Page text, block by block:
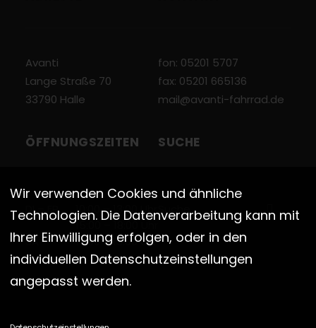
Avanti
Lange Straße 70
33790 Halle
fon: 05201 5707
fax: 05201 665136
mail@avanti-fahrrad.de
ÖFFNUNGSZEITEN
DI – FR
10:00 – 13:00 Uhr
15:00 – 18:00 Uhr
SA
10:00 – 13:00 Uhr
SUCHE
Wir verwenden Cookies und ähnliche
Technologien. Die Datenverarbeitung kann mit
Ihrer Einwilligung erfolgen, oder in den
individuellen Datenschutzeinstellungen
angepasst werden.